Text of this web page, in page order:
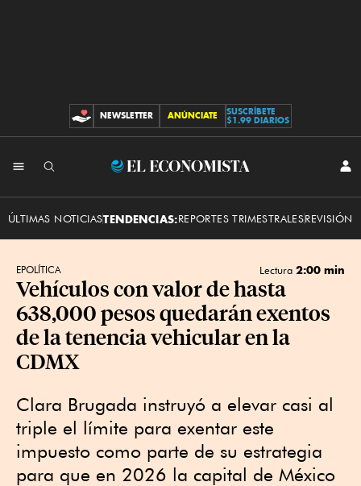
CONTRIBUCIONES
NEWSLETTER ANÚNCIATE
SUSCRÍBETE
$1.99 DIARIOS
El
ÚLTIMAS NOTICIASTENDENCIAS:REPORTES TRIMESTRALESREVISIÓN
EPOLÍTICA Lectura 2:00 min
Vehículos con valor de hasta
638,000 pesos quedarán exentos
de la tenencia vehicular en la
CDMX
Clara Brugada instruyó a elevar casi al
triple el límite para exentar este
impuesto como parte de su estrategia
para que en 2026 la capital de México